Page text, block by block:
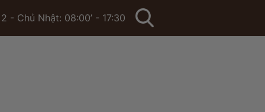
- Chủ Nhật: 08:00’ - 17:30